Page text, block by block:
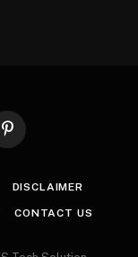
Pinterest
DISCLAIMER
CONTACT US